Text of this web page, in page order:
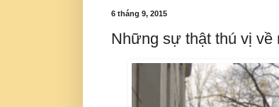
6 tháng 9, 2015
Những sự thật thú vị về